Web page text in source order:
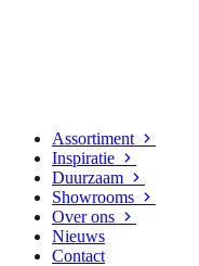
Assortiment
Inspiratie
Duurzaam
Showrooms
Over ons
Nieuws
Contact